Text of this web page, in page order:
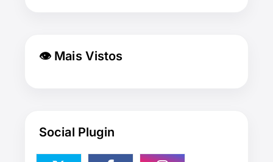
👁 Mais Vistos
Social Plugin